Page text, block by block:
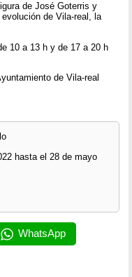
de José Goterris y
de Vila-real, la
10 a 13 h y de 17 a 20 h
de Vila-real
hasta el 28 de mayo
WhatsApp